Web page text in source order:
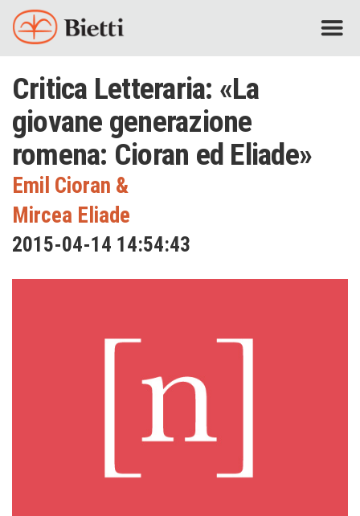
Critica Letteraria: «La
giovane generazione
romena: Cioran ed Eliade»
Emil Cioran &
Mircea Eliade
2015-04-14 14:54:43